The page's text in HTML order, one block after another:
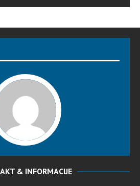
& INFORMACIJE